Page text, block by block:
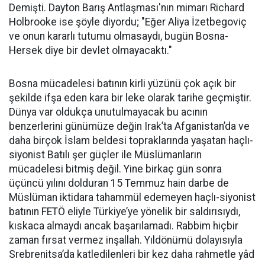
Demişti. Dayton Barış Antlaşması'nın mimarı Richard
Holbrooke ise şöyle diyordu; "Eğer Aliya İzetbegoviç
ve onun kararlı tutumu olmasaydı, bugün Bosna-
Hersek diye bir devlet olmayacaktı."
Bosna mücadelesi batının kirli yüzünü çok açık bir
şekilde ifşa eden kara bir leke olarak tarihe geçmiştir.
Dünya var oldukça unutulmayacak bu acının
benzerlerini günümüze değin Irak’ta Afganistan’da ve
daha birçok İslam beldesi topraklarında yaşatan haçlı-
siyonist Batılı şer güçler ile Müslümanların
mücadelesi bitmiş değil. Yine birkaç gün sonra
üçüncü yılını dolduran 15 Temmuz hain darbe de
Müslüman iktidara tahammül edemeyen haçlı-siyonist
batının FETÖ eliyle Türkiye’ye yönelik bir saldırısıydı,
kıskaca almaydı ancak başarılamadı. Rabbim hiçbir
zaman fırsat vermez inşallah. Yıldönümü dolayısıyla
Srebrenitsa’da katledilenleri bir kez daha rahmetle yâd